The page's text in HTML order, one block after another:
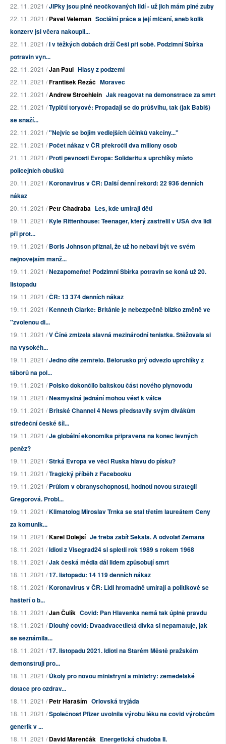
22. 11. 2021 /JIPky jsou plné neočkovaných lidí - už jich mám plné zuby
22. 11. 2021 /Pavel Veleman Sociální práce a její mlčení, aneb kolik
konzerv jsi včera nakoupil...
22. 11. 2021 /I v těžkých dobách drží Češi při sobě. Podzimní Sbírka
potravin vyn...
22. 11. 2021 /Jan Paul Hlasy z podzemí
22. 11. 2021 /František Řezáč Moravec
22. 11. 2021 /Andrew Stroehlein Jak reagovat na demonstrace za smrt
22. 11. 2021 /Typičtí toryové: Propadají se do průšvihu, tak (jak Babiš)
se snaží...
22. 11. 2021 /"Nejvíc se bojím vedlejších účinků vakcíny..."
22. 11. 2021 /Počet nákaz v ČR překročil dva miliony osob
21. 11. 2021 /Proti pevnosti Evropa: Solidaritu s uprchlíky místo
policejních obušků
20. 11. 2021 /Koronavirus v ČR: Další denní rekord: 22 936 denních
nákaz
20. 11. 2021 /Petr Chadraba Les, kde umírají děti
19. 11. 2021 /Kyle Rittenhouse: Teenager, který zastřelil v USA dva lidi
při prot...
19. 11. 2021 /Boris Johnson přiznal, že už ho nebaví být ve svém
nejnovějším manž...
19. 11. 2021 /Nezapomeňte! Podzimní Sbírka potravin se koná už 20.
listopadu
19. 11. 2021 /ČR: 13 374 denních nákaz
19. 11. 2021 /Kenneth Clarke: Británie je nebezpečně blízko změně ve
"zvolenou di...
19. 11. 2021 /V Číně zmizela slavná mezinárodní tenistka. Stěžovala si
na vysokéh...
19. 11. 2021 /Jedno dítě zemřelo. Bělorusko prý odvezlo uprchlíky z
táborů na pol...
19. 11. 2021 /Polsko dokončilo baltskou část nového plynovodu
19. 11. 2021 /Nesmyslná jednání mohou vést k válce
19. 11. 2021 /Britské Channel 4 News představily svým divákům
středeční české šíl...
19. 11. 2021 /Je globální ekonomika připravena na konec levných
peněz?
19. 11. 2021 /Strká Evropa ve věci Ruska hlavu do písku?
19. 11. 2021 /Tragický příběh z Facebooku
19. 11. 2021 /Průlom v obranyschopnosti, hodnotí novou strategii
Gregorová. Probl...
19. 11. 2021 /Klimatolog Miroslav Trnka se stal třetím laureátem Ceny
za komunik...
19. 11. 2021 /Karel Dolejší Je třeba zabít Sekala. A odvolat Zemana
18. 11. 2021 /Idioti z Visegrad24 si spletli rok 1989 s rokem 1968
18. 11. 2021 /Jak česká média dál lidem způsobují smrt
18. 11. 2021 /17. listopadu: 14 119 denních nákaz
18. 11. 2021 /Koronavirus v ČR: Lidi hromadně umírají a politikové se
hašteří o b...
18. 11. 2021 /Jan Čulík Covid: Pan Hlavenka nemá tak úplně pravdu
18. 11. 2021 /Dlouhý covid: Dvaadvacetiletá dívka si nepamatuje, jak
se seznámila...
18. 11. 2021 /17. listopadu 2021. Idioti na Starém Městě pražském
demonstrují pro...
18. 11. 2021 /Úkoly pro novou ministryni a ministry: zemědělské
dotace pro ozdrav...
18. 11. 2021 /Petr Haraším Orlovská tryjáda
18. 11. 2021 /Společnost Pfizer uvolnila výrobu léku na covid výrobcům
generik v ...
18. 11. 2021 /David Marenčák Energetická chudoba II.